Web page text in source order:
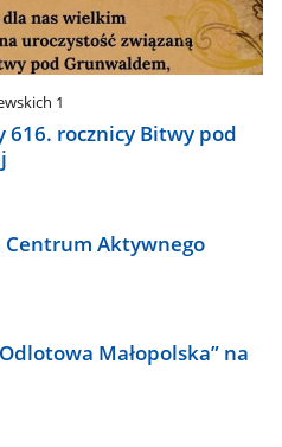
1
616. rocznicy Bitwy pod
Aktywnego
Małopolska” na